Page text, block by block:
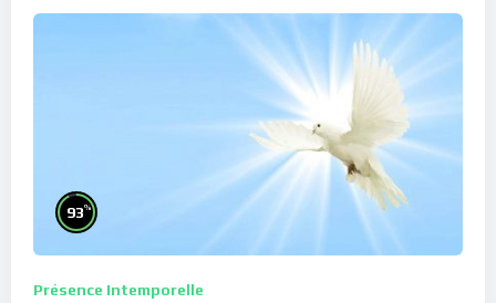
93%
Présence Intemporelle